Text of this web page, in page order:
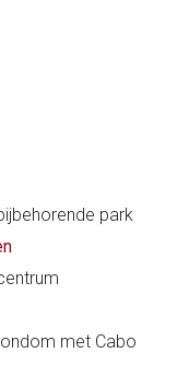
park
met Cabo